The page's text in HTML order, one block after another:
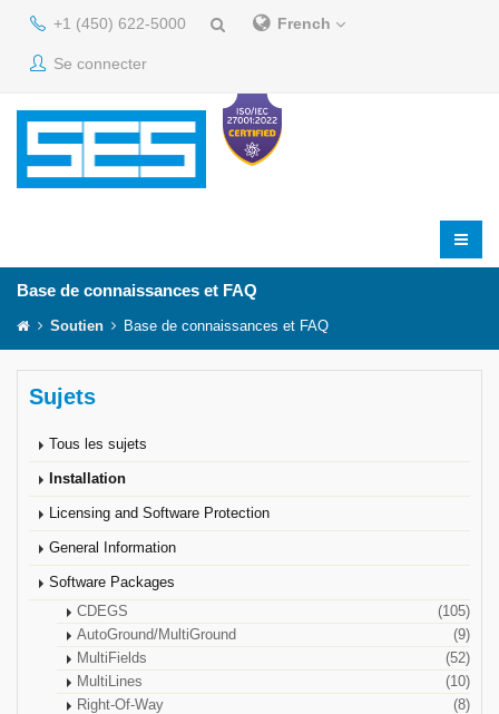
+1 (450) 622-5000 French
Se connecter
Base de connaissances et FAQ
Soutien Base de connaissances et FAQ
Sujets
Tous les sujets
Installation
Licensing and Software Protection
General Information
Software Packages
CDEGS
(105)
AutoGround/MultiGround
(9)
MultiFields
(52)
MultiLines
(10)
Right-Of-Way
(8)